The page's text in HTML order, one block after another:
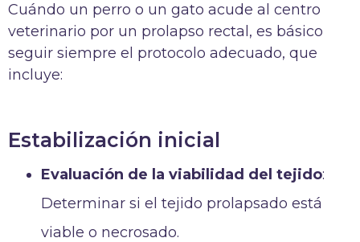
Cuándo un perro o un gato acude al centro
veterinario por un prolapso rectal, es básico
seguir siempre el protocolo adecuado, que
incluye:
Estabilización inicial
Evaluación de la viabilidad del tejido:
Determinar si el tejido prolapsado está
viable o necrosado.